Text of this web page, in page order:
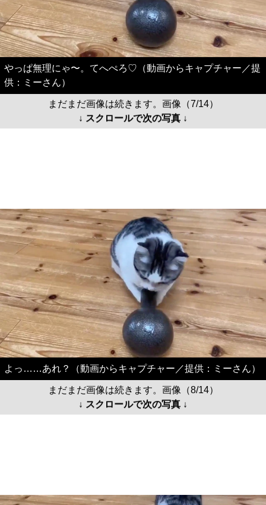
やっぱ無理にゃ〜。てへぺろ♡（動画からキャプチャー／提
供：ミーさん）
まだまだ画像は続きます。画像（7/14）
↓ スクロールで次の写真 ↓
よっ……あれ？（動画からキャプチャー／提供：ミーさん）
まだまだ画像は続きます。画像（8/14）
↓ スクロールで次の写真 ↓